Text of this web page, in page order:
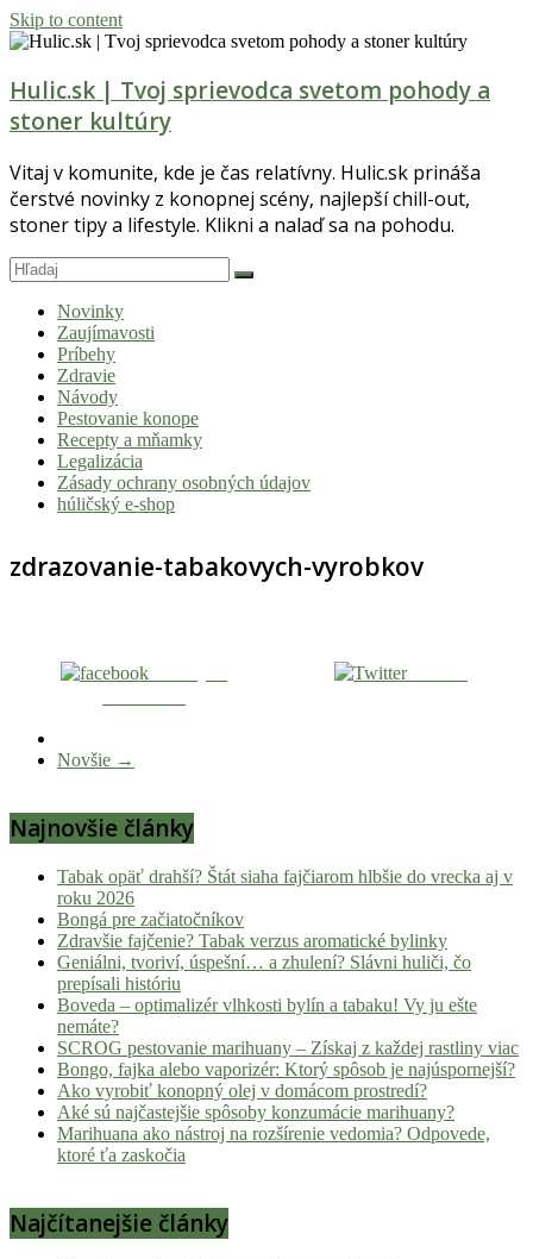
Skip to content
Hulic.sk | Tvoj sprievodca svetom pohody a
stoner kultúry
Vitaj v komunite, kde je čas relatívny. Hulic.sk prináša
čerstvé novinky z konopnej scény, najlepší chill-out,
stoner tipy a lifestyle. Klikni a nalaď sa na pohodu.
Novinky
Zaujímavosti
Príbehy
Zdravie
Návody
Pestovanie konope
Recepty a mňamky
Legalizácia
Zásady ochrany osobných údajov
húličský e-shop
zdrazovanie-tabakovych-vyrobkov
Tweetni
Novšie →
Najnovšie články
Tabak opäť drahší? Štát siaha fajčiarom hlbšie do vrecka aj v
roku 2026
Bongá pre začiatočníkov
Zdravšie fajčenie? Tabak verzus aromatické bylinky
Geniálni, tvoriví, úspešní… a zhulení? Slávni huliči, čo
prepísali históriu
Boveda – optimalizér vlhkosti bylín a tabaku! Vy ju ešte
nemáte?
SCROG pestovanie marihuany – Získaj z každej rastliny viac
Bongo, fajka alebo vaporizér: Ktorý spôsob je najúspornejší?
Ako vyrobiť konopný olej v domácom prostredí?
Aké sú najčastejšie spôsoby konzumácie marihuany?
Marihuana ako nástroj na rozšírenie vedomia? Odpovede,
ktoré ťa zaskočia
Najčítanejšie články